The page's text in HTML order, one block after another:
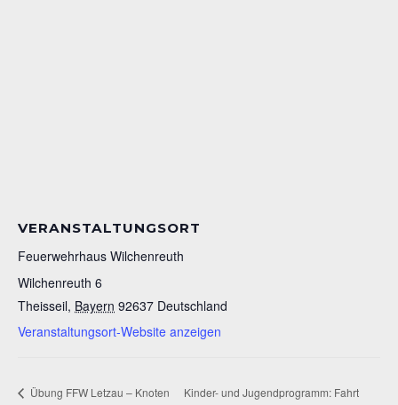
VERANSTALTUNGSORT
Feuerwehrhaus Wilchenreuth
Wilchenreuth 6
Theisseil, Bayern 92637 Deutschland
Veranstaltungsort-Website anzeigen
Übung FFW Letzau – Knoten Kinder- und Jugendprogramm: Fahrt